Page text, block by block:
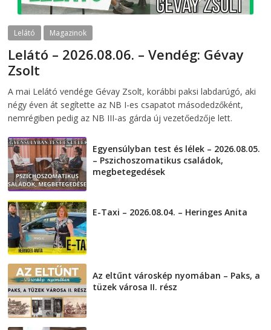
Lelátó Magazinok
Lelátó – 2026.08.06. – Vendég: Gévay
Zsolt
A mai Lelátó vendége Gévay Zsolt, korábbi paksi labdarúgó, aki
négy éven át segítette az NB I-es csapatot másodedzőként,
nemrégiben pedig az NB III-as gárda új vezetőedzője lett.
Egyensúlyban test és lélek – 2026.08.05.
– Pszichoszomatikus családok,
megbetegedések
E-Taxi – 2026.08.04. – Heringes Anita
Az eltűnt városkép nyomában – Paks, a
tüzek városa II. rész